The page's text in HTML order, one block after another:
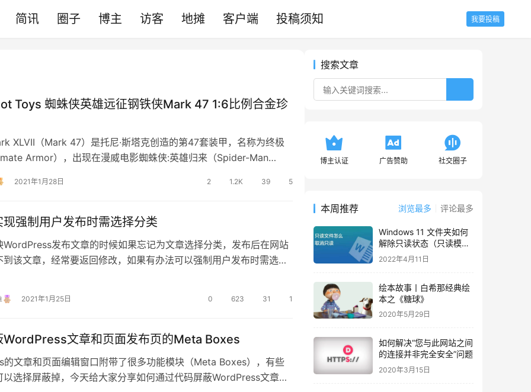
简讯 圈子 博主 访客 地摊 客户端 投稿须知 我要投稿
Toys 蜘蛛侠英雄远征钢铁侠Mark 47 1:6比例合金珍
XLVII（Mark 47）是托尼·斯塔克创造的第47套装甲，名称为终极
Armor），出现在漫威电影蜘蛛侠:英雄归来（Spider-Man…
2021年1月28日 2 1.2K 39 5
强制用户发布时需选择分类
WordPress发布文章的时候如果忘记为文章选择分类，发布后在网站
到该文章，经常要返回修改，如果有办法可以强制用户发布时需选择
2021年1月25日 0 623 31 1
WordPress文章和页面发布页的Meta Boxes
的文章和页面编辑窗口附带了很多功能模块（Meta Boxes），有些
以选择屏蔽掉，今天给大家分享如何通过代码屏蔽WordPress文章和
搜索文章
博主认证 广告赞助 社交圈子
本周推荐 浏览最多 评论最多
Windows 11 文件夹如何
解除只读状态（只读模
式）
2022年4月11日
绘本故事丨白希那经典绘
本之《糖球》
2020年5月29日
如何解决“您与此网站之间
的连接并非完全安全”问题
2020年3月15日